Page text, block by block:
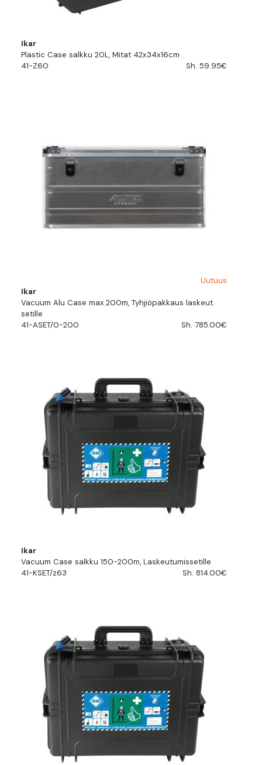
Ikar
Plastic Case salkku 20L, Mitat 42x34x16cm
41-Z60
Sh. 59.95€
Uutuus
Ikar
Vacuum Alu Case max.200m, Tyhjiöpakkaus laskeut.
setille
41-ASET/0-200
Sh. 785.00€
Ikar
Vacuum Case salkku 150-200m, Laskeutumissetille
41-KSET/z63
Sh. 814.00€